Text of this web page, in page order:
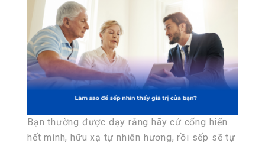
Bạn thường được dạy rằng hãy cứ cống hiến
hết mình, hữu xạ tự nhiên hương, rồi sếp sẽ tự